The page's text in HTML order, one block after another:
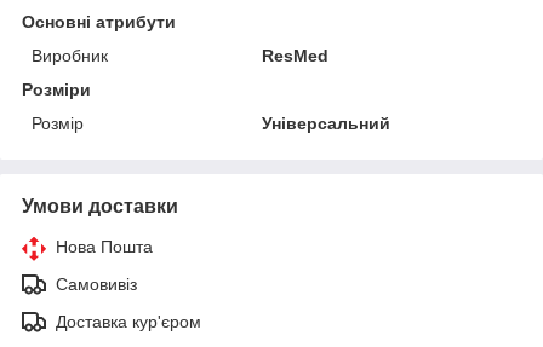
Основні атрибути
Виробник
ResMed
Розміри
Розмір
Універсальний
Умови доставки
Нова Пошта
Самовивіз
Доставка кур'єром